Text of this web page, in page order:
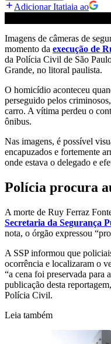
Adicionar Itatiaia ao
Imagens de câmeras de
momento da execução de
da Polícia Civil de São
Grande, no litoral paulista.
O homicídio aconteceu
perseguido pelos
carro. A vítima perdeu o
ônibus.
Nas imagens, é possível
encapuzados e fortemente
onde estava o delegado e
Polícia procura
A morte de Ruy Ferraz
Secretaria da Segurança
nota, o órgão expressou
A SSP informou que
ocorrência e localizaram o
“a cena foi preservada para
publicação desta
Polícia Civil.
Leia também